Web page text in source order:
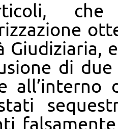
Giudiziaria,
di
all’interno